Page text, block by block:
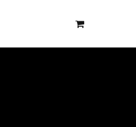
Shopping
Cart